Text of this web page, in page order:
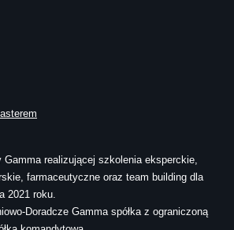
Gamma realizującej szkolenia eksperckie,
farmaceutyczne oraz team building dla
2021 roku.
Doradcze Gamma spółka z ograniczoną